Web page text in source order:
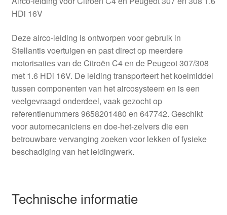
HDi 16V
Deze airco-leiding is ontworpen voor gebruik in
Stellantis voertuigen en past direct op meerdere
motorisaties van de Citroën C4 en de Peugeot 307/308
met 1.6 HDi 16V. De leiding transporteert het koelmiddel
tussen componenten van het aircosysteem en is een
veelgevraagd onderdeel, vaak gezocht op
referentienummers 9658201480 en 647742. Geschikt
voor automecaniciens en doe-het-zelvers die een
betrouwbare vervanging zoeken voor lekken of fysieke
beschadiging van het leidingwerk.
Technische informatie